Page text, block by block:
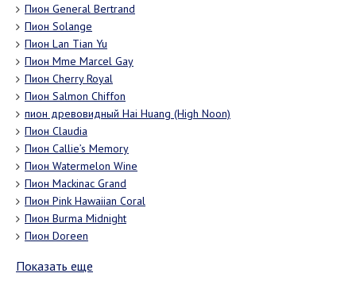
Пион General Bertrand
Пион Solange
Пион Lan Tian Yu
Пион Mme Marcel Gay
Пион Cherry Royal
Пион Salmon Chiffon
пион древовидный Hai Huang (High Noon)
Пион Claudia
Пион Callie’s Memory
Пион Watermelon Wine
Пион Mackinac Grand
Пион Pink Hawaiian Coral
Пион Burma Midnight
Пион Doreen
Показать еще